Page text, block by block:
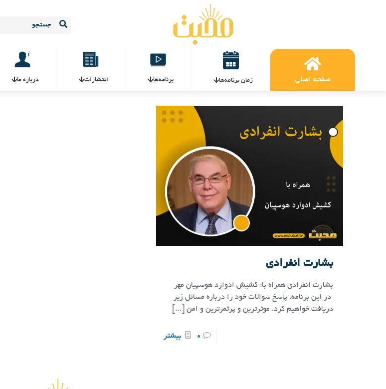
صفحه اصلی زمان برنامه‌ها برنامه‌ها انتشارات درباره ما
بشارت انفرادی
بشارت انفرادی همراه با: کشیش ادوارد هوسپیان مهر
در این برنامه، پاسخ سوالات خود را درباره مسائل زیر
دریافت خواهیم کرد. موثرترین و پرثمرترین و امن[…]
0 بیشتر